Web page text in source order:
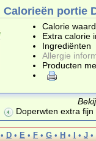
Calorieën portie
Calorie
Extra calorie
Ingrediënten
Allergie
Producten
Doperwten extra
• D • E • F • G • H • I • J •